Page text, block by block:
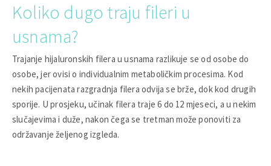
Koliko dugo traju fileri u
usnama?
Trajanje hijaluronskih filera u usnama razlikuje se od osobe do
osobe, jer ovisi o individualnim metaboličkim procesima. Kod
nekih pacijenata razgradnja filera odvija se brže, dok kod drugih
sporije. U prosjeku, učinak filera traje 6 do 12 mjeseci, a u nekim
slučajevima i duže, nakon čega se tretman može ponoviti za
održavanje željenog izgleda.